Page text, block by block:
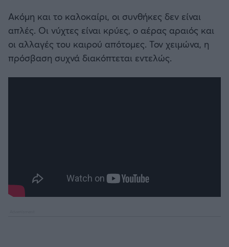
Ακόμη και το καλοκαίρι, οι συνθήκες δεν είναι
απλές. Οι νύχτες είναι κρύες, ο αέρας αραιός και
οι αλλαγές του καιρού απότομες. Τον χειμώνα, η
πρόσβαση συχνά διακόπτεται εντελώς.